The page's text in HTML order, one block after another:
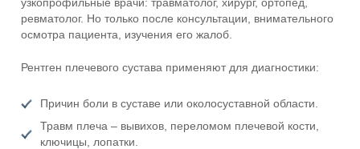
ревматолог. Но только после консультации, внимательного
осмотра пациента, изучения его жалоб.
Рентген плечевого сустава применяют для диагностики:
Причин боли в суставе или околосуставной области.
Травм плеча – вывихов, переломом плечевой кости,
ключицы, лопатки.